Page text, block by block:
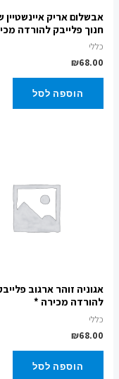
אבשלום אריק איינשטיין
חנוך פלייבק להורדה
כללי
₪68.00
הוספה לסל
אגוניה זוהר ארגוב
להורדה מכירה *
כללי
₪68.00
הוספה לסל